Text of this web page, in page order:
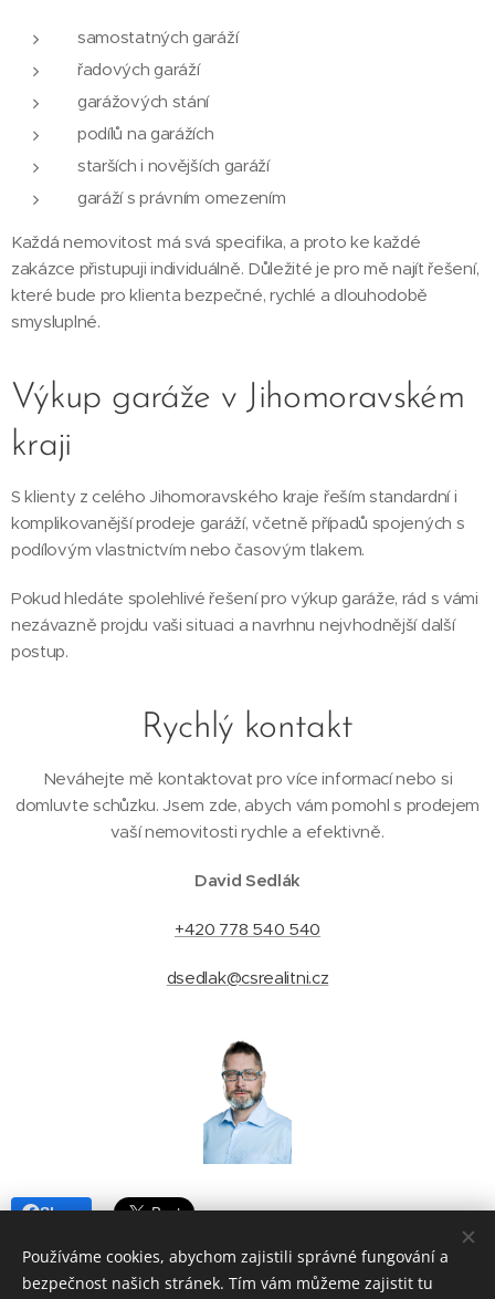
samostatných garáží
řadových garáží
garážových stání
podílů na garážích
starších i novějších garáží
garáží s právním omezením
Každá nemovitost má svá specifika, a proto ke každé
zakázce přistupuji individuálně. Důležité je pro mě najít řešení,
které bude pro klienta bezpečné, rychlé a dlouhodobě
smysluplné.
Výkup garáže v Jihomoravském
kraji
S klienty z celého Jihomoravského kraje řeším standardní i
komplikovanější prodeje garáží, včetně případů spojených s
podílovým vlastnictvím nebo časovým tlakem.
Pokud hledáte spolehlivé řešení pro výkup garáže, rád s vámi
nezávazně projdu vaši situaci a navrhnu nejvhodnější další
postup.
Rychlý kontakt
Neváhejte mě kontaktovat pro více informací nebo si
domluvte schůzku. Jsem zde, abych vám pomohl s prodejem
vaší nemovitosti rychle a efektivně.
David Sedlák
+420 778 540 540
dsedlak@csrealitni.cz
Share
Používáme cookies, abychom zajistili správné fungování a
bezpečnost našich stránek. Tím vám můžeme zajistit tu